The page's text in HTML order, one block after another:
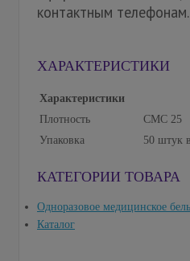
контактным телефонам.
ХАРАКТЕРИСТИКИ
Характеристики
Плотность
СМС 25
Упаковка
50 штук
КАТЕГОРИИ ТОВАРА
Одноразовое медицинское
Каталог